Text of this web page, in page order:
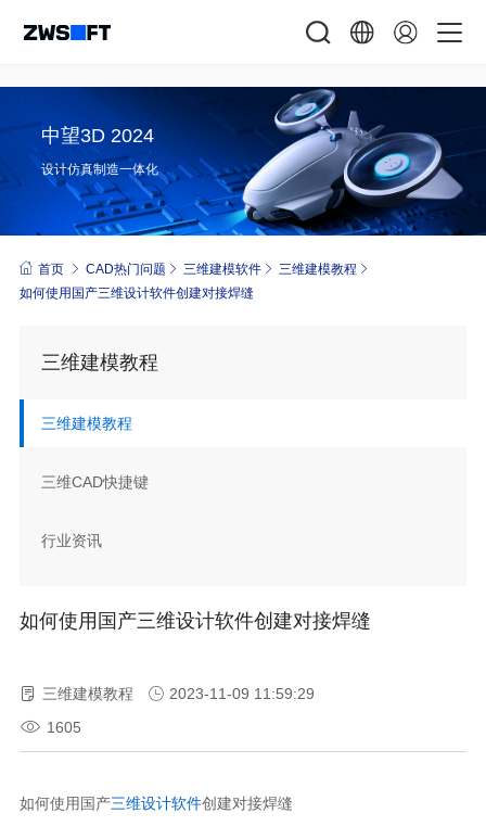
中望3D 2024
设计仿真制造一体化
首页 CAD热门问题 三维建模软件
三维建模教程
如何使用国产三维设计软件创建对接焊缝
三维建模教程
三维建模教程
三维CAD快捷键
行业资讯
如何使用国产三维设计软件创建对接焊缝
三维建模教程
2023-11-09 11:59:29
1605
如何使用国产三维设计软件创建对接焊缝